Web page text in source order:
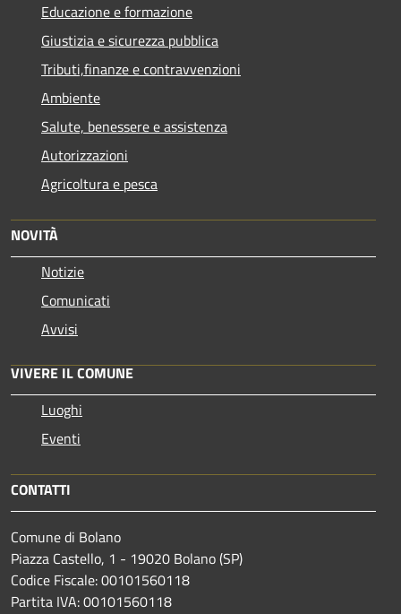
Educazione e formazione
Giustizia e sicurezza pubblica
Tributi,finanze e contravvenzioni
Ambiente
Salute, benessere e assistenza
Autorizzazioni
Agricoltura e pesca
NOVITÀ
Notizie
Comunicati
Avvisi
VIVERE IL COMUNE
Luoghi
Eventi
CONTATTI
Comune di Bolano
Piazza Castello, 1 - 19020 Bolano (SP)
Codice Fiscale: 00101560118
Partita IVA: 00101560118